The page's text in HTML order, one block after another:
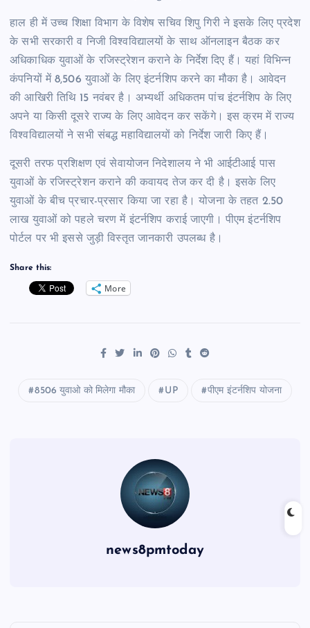
हाल ही में उच्च शिक्षा विभाग के विशेष सचिव शिपु गिरी ने इसके लिए प्रदेश
के सभी सरकारी व निजी विश्वविद्यालयों के साथ ऑनलाइन बैठक कर
अधिकाधिक युवाओं के रजिस्ट्रेशन कराने के निर्देश दिए हैं। यहां विभिन्न
कंपनियों में 8,506 युवाओं के लिए इंटर्नशिप करने का मौका है। आवेदन
की आखिरी तिथि 15 नवंबर है। अभ्यर्थी अधिकतम पांच इंटर्नशिप के लिए
अपने या किसी दूसरे राज्य के लिए आवेदन कर सकेंगे। इस क्रम में राज्य
विश्वविद्यालयों ने सभी संबद्ध महाविद्यालयों को निर्देश जारी किए हैं।
दूसरी तरफ प्रशिक्षण एवं सेवायोजन निदेशालय ने भी आईटीआई पास
युवाओं के रजिस्ट्रेशन कराने की कवायद तेज कर दी है। इसके लिए
युवाओं के बीच प्रचार-प्रसार किया जा रहा है। योजना के तहत 2.50
लाख युवाओं को पहले चरण में इंटर्नशिप कराई जाएगी। पीएम इंटर्नशिप
पोर्टल पर भी इससे जुड़ी विस्तृत जानकारी उपलब्ध है।
Share this:
More
8506 युवाओ को मिलेगा मौका UP पीएम इंटर्नशिप योजना
news8pmtoday